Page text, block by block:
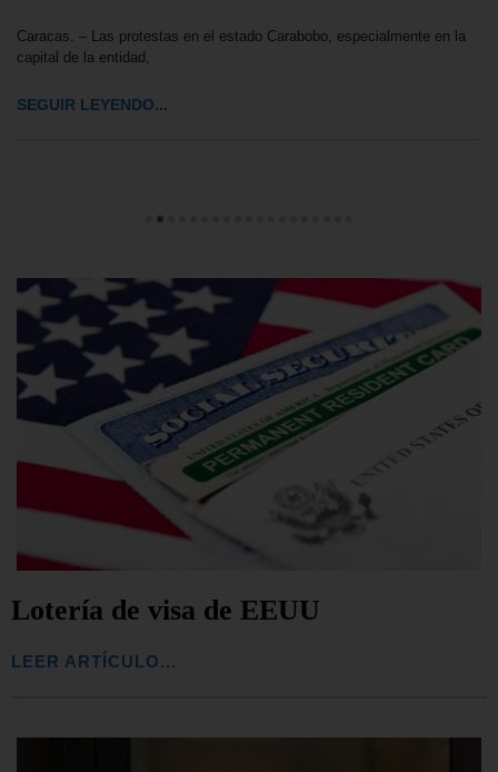
Caracas. – Las protestas en el estado Carabobo, especialmente en la
capital de la entidad,
SEGUIR LEYENDO...
Lotería de visa de EEUU
LEER ARTÍCULO...